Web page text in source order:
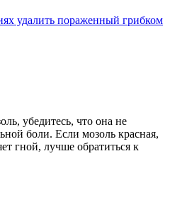
удалить пораженный грибком
убедитесь, что она не
боли. Если мозоль красная,
гной, лучше обратиться к